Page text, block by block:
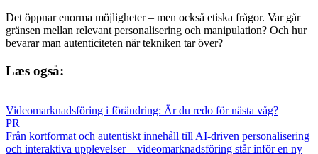
Det öppnar enorma möjligheter – men också etiska frågor. Var går
gränsen mellan relevant personalisering och manipulation? Och hur
bevarar man autenticiteten när tekniken tar över?
Læs også:
Videomarknadsföring i förändring: Är du redo för nästa våg?
PR
Från kortformat och autentiskt innehåll till AI-driven personalisering
och interaktiva upplevelser – videomarknadsföring står inför en ny